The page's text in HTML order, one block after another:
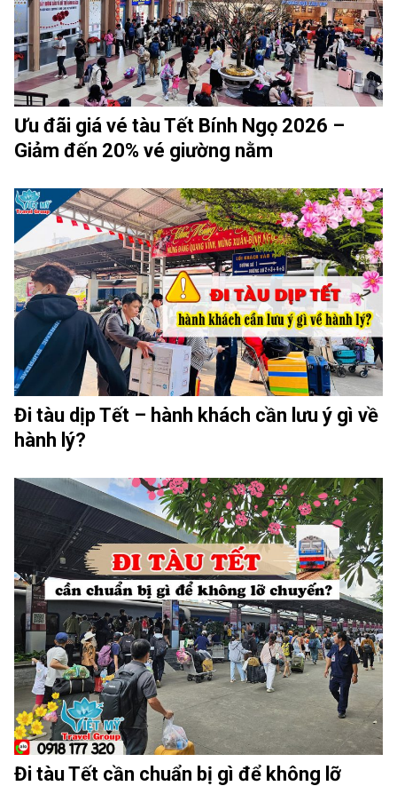
Ưu đãi giá vé tàu Tết Bính Ngọ 2026 –
Giảm đến 20% vé giường nằm
Đi tàu dịp Tết – hành khách cần lưu ý gì về
hành lý?
Đi tàu Tết cần chuẩn bị gì để không lỡ